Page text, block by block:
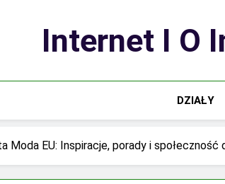
Internet I O
DZIAŁY
Moda EU: Inspiracje, porady i